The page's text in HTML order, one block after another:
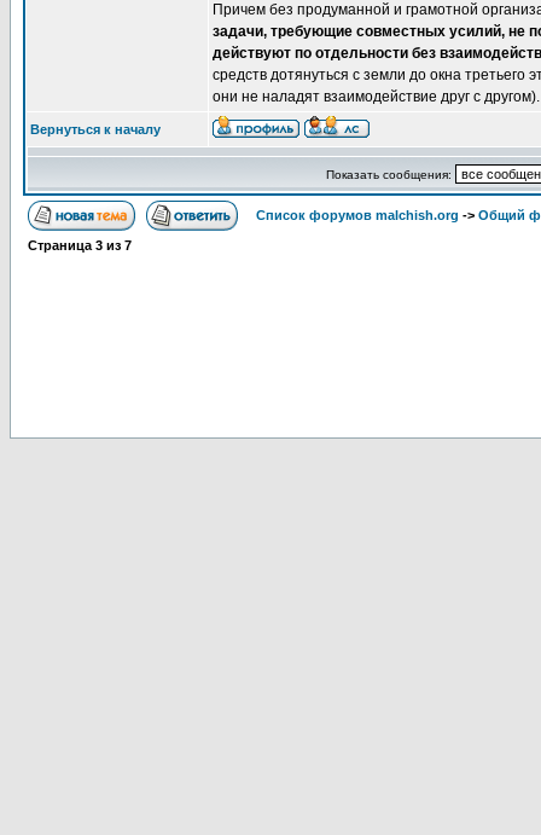
Причем без продуманной и грамотной
задачи, требующие совместных усилий, не
действуют по отдельности без
средств дотянуться с земли до окна третьего
они не наладят взаимодействие друг с другом).
Вернуться к началу
Показать сообщения:
Список форумов malchish.org -> Общий
Страница 3 из 7